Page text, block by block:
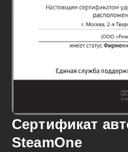
Сертификат
SteamOne